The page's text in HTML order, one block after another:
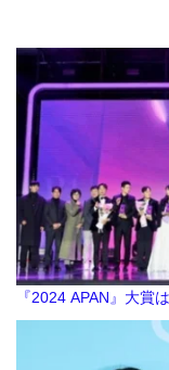
『2024 APAN』大賞